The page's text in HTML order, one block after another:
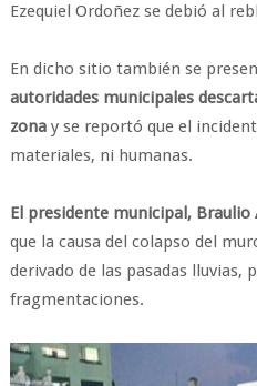
Ezequiel Ordoñez se debió al
En dicho sitio también se
autoridades municipales
zona y se reportó que el
materiales, ni humanas.
El presidente municipal, Braulio
que la causa del colapso del
derivado de las pasadas lluvias,
fragmentaciones.